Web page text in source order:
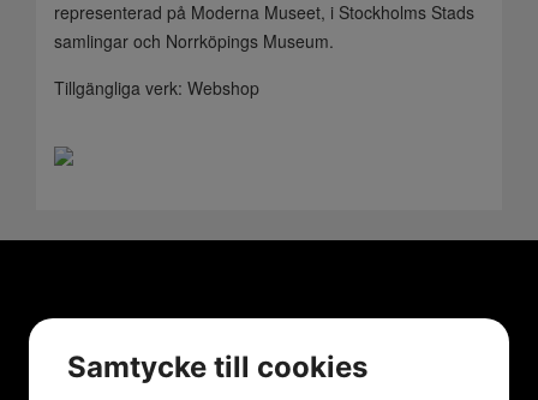
representerad på Moderna Museet, i Stockholms Stads
samlingar och Norrköpings Museum.
Tillgängliga verk: Webshop
Samtycke till cookies